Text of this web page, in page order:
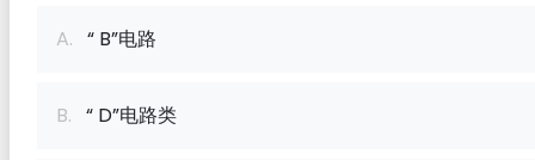
A. “ B”电路
B. “ D”电路类